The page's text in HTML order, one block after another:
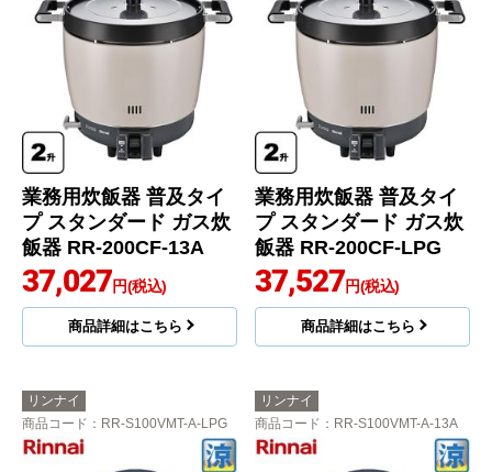
業務用炊飯器 普及タイ
プ スタンダード ガス炊
飯器 RR-200CF-13A
37,027円(税込)
商品詳細はこちら
業務用炊飯器 普及タイ
プ スタンダード ガス炊
飯器 RR-200CF-LPG
37,527円(税込)
商品詳細はこちら
リンナイ
商品コード ：RR-S100VMT-A-LPG
リンナイ
商品コード ：RR-S100VMT-A-13A